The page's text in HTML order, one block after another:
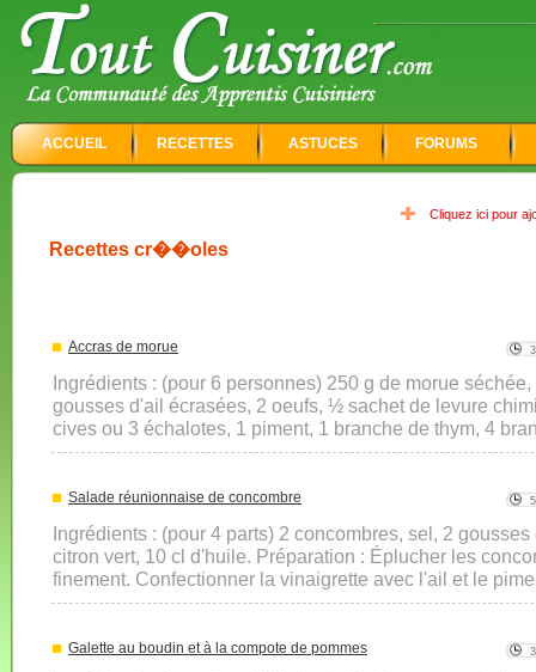
ACCUEIL RECETTES ASTUCES FORUMS
Cliquez ici pour
Recettes cr��oles
Accras de morue
Ingrédients : (pour 6 personnes) 250 g de morue
gousses d'ail écrasées, 2 oeufs, ½ sachet de levure
cives ou 3 échalotes, 1 piment, 1 branche de thym, 4
Salade réunionnaise de concombre
Ingrédients : (pour 4 parts) 2 concombres, sel, 2
citron vert, 10 cl d'huile. Préparation : Éplucher les
finement. Confectionner la vinaigrette avec l'ail et le
Galette au boudin et à la compote de pommes